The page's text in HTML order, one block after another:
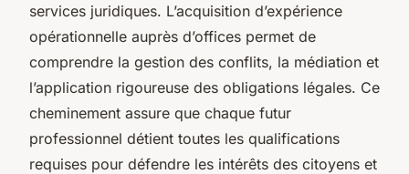
services juridiques. L’acquisition d’expérience
opérationnelle auprès d’offices permet de
comprendre la gestion des conflits, la médiation et
l’application rigoureuse des obligations légales. Ce
cheminement assure que chaque futur
professionnel détient toutes les qualifications
requises pour défendre les intérêts des citoyens et